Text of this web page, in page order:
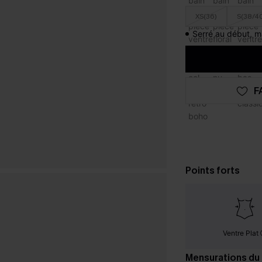
XS(36) S(38/
Serré au début,
Points forts
Ventre Plat
Mensurations